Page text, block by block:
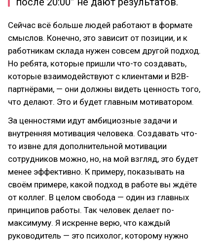
Сейчас всё больше людей работают в формате
смыслов. Конечно, это зависит от позиции, и к
работникам склада нужен совсем другой подход.
Но ребята, которые пришли что-то создавать,
которые взаимодействуют с клиентами и B2B-
партнёрами, — они должны видеть ценность того,
что делают. Это и будет главным мотиватором.
За ценностями идут амбициозные задачи и
внутренняя мотивация человека. Создавать что-
то извне для дополнительной мотивации
сотрудников можно, но, на мой взгляд, это будет
менее эффективно. К примеру, показывать на
своём примере, какой подход в работе вы ждёте
от коллег. В целом свобода — один из главных
принципов работы. Так человек делает по-
максимуму. Я искренне верю, что каждый
руководитель — это психолог, которому нужно